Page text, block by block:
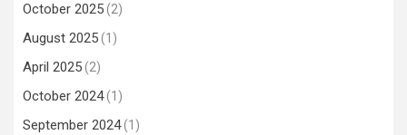
October 2025(2)
August 2025(1)
April 2025(2)
October 2024(1)
September 2024(1)